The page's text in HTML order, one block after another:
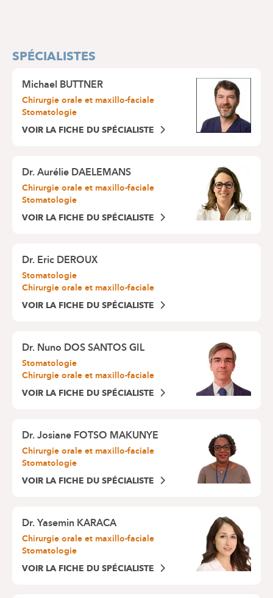
SPÉCIALISTES
Michael BUTTNER
Chirurgie orale et maxillo-faciale
Stomatologie
VOIR LA FICHE DU SPÉCIALISTE
Dr.Aurélie DAELEMANS
Chirurgie orale et maxillo-faciale
Stomatologie
VOIR LA FICHE DU SPÉCIALISTE
Dr.Eric DEROUX
Stomatologie
Chirurgie orale et maxillo-faciale
VOIR LA FICHE DU SPÉCIALISTE
Dr.Nuno DOS SANTOS GIL
Stomatologie
Chirurgie orale et maxillo-faciale
VOIR LA FICHE DU SPÉCIALISTE
Dr.Josiane FOTSO MAKUNYE
Chirurgie orale et maxillo-faciale
Stomatologie
VOIR LA FICHE DU SPÉCIALISTE
Dr.Yasemin KARACA
Chirurgie orale et maxillo-faciale
Stomatologie
VOIR LA FICHE DU SPÉCIALISTE